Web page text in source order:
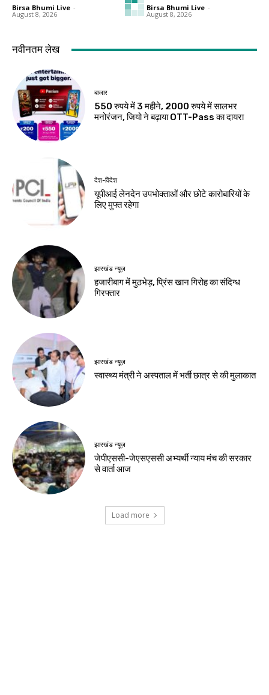
Birsa Bhumi Live -
August 8, 2026
Birsa Bhumi Live -
August 8, 2026
खेल
थॉम्पसन की घातक
गेंदबाजी, 54 रन पर ढेर
Birsa Bhumi Live
देश-विदेश
मप्र में आज तीन जिलों में
देश-विदेश
रूस से तेल खरीदने वाले
देशों पर अमेरिकी दबाव
बढ़ा
Birsa Bhumi Live
नवीनतम लेख
यूपीआई लेनदेन उपभोक्ताओं और छोटे कारोबारियों के
लिए मुफ्त रहेगा